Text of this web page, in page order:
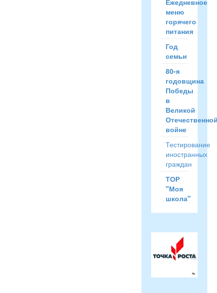
Ежедневное
меню
горячего
питания
Год
семьи
80-я
годовщина
Победы
в
Великой
войне
Тестирование
иностранных
граждан
ТОР
"Моя
школа"